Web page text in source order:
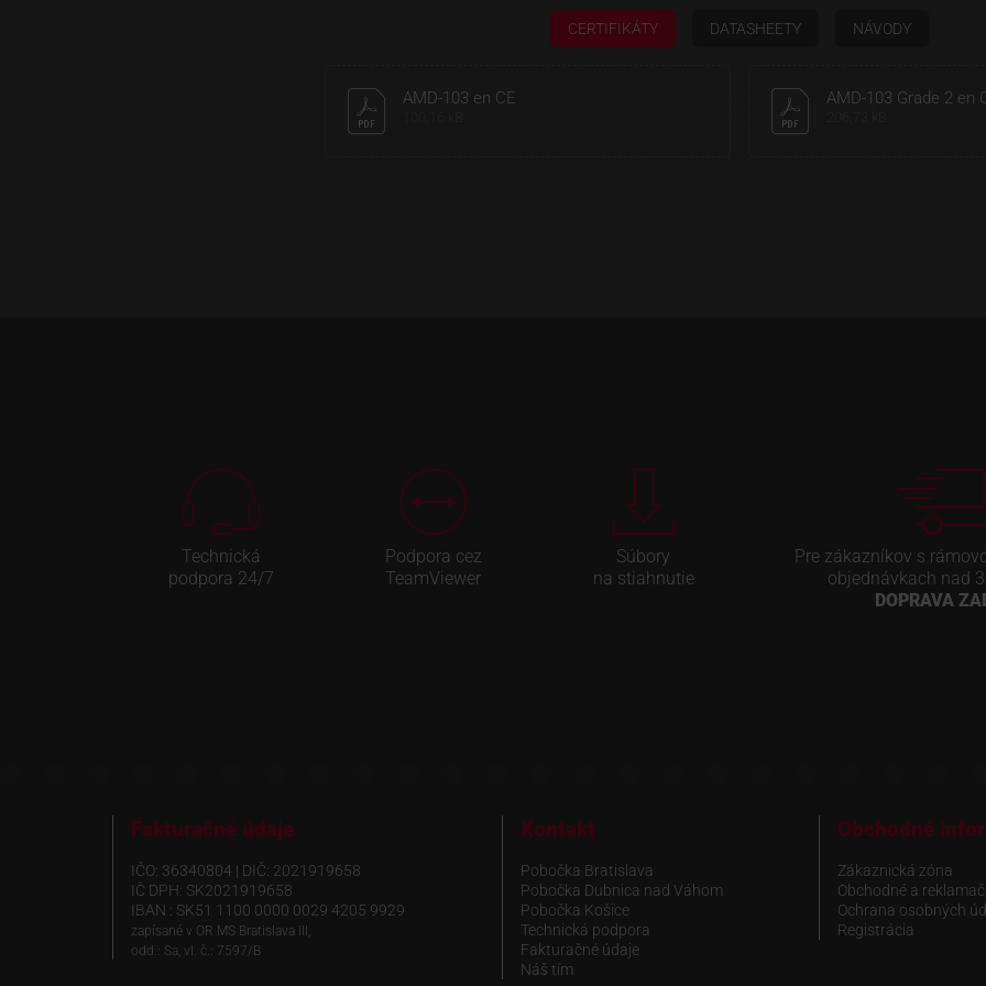
CERTIFIKÁTY DATASHEETY NÁVODY
AMD-103 en CE AMD-103 Grade 2 en
Technická
podpora 24/7
Podpora cez
TeamViewer
Súbory
na stiahnutie
Pre zákazníkov s
objednávkach nad
DOPRAVA
Fakturačné údaje
IČO: 36340804 | DIČ: 2021919658
IČ DPH: SK2021919658
IBAN : SK51 1100 0000 0029 4205 9929
zapísané v OR MS Bratislava III,
odd.: Sa, vl. č.: 7597/B
Kontakt
Pobočka Bratislava
Pobočka Dubnica nad Váhom
Pobočka Košice
Technická podpora
Fakturačné údaje
Náš tím
Obchodné
Zákaznická zóna
Obchodné a
Ochrana osobných
Registrácia